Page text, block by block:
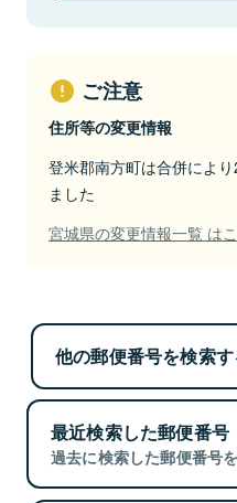
ご注意
住所等の変更情報
登米郡南方町は合併によ
ました
宮城県の変更情報一覧 は
他の郵便番号を検索す
最近検索した郵便番号
過去に検索した郵便番号